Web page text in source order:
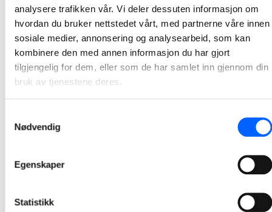
analysere trafikken vår. Vi deler dessuten informasjon om
hvordan du bruker nettstedet vårt, med partnerne våre innen
sosiale medier, annonsering og analysearbeid, som kan
kombinere den med annen informasjon du har gjort
tilgjengelig for dem, eller som de har samlet inn gjennom din
bruk av tjenestene deres.
Nødvendig
Egenskaper
Statistikk
Manager, Media Relations Norway, NCC Group